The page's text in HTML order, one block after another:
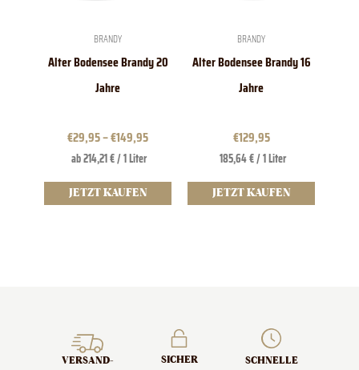
BRANDY
Alter Bodensee Brandy 20
Jahre
€29,95–€149,95
ab 214,21 € / 1 Liter
JETZT KAUFEN
der
gewählt
BRANDY
Alter Bodensee Brandy 16
Jahre
€129,95
185,64 € / 1 Liter
JETZT KAUFEN
VERSAND­
SICHER
SCHNELLE